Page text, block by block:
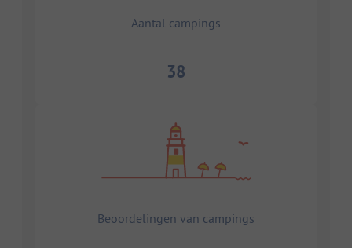
Aantal campings
38
Beoordelingen van campings